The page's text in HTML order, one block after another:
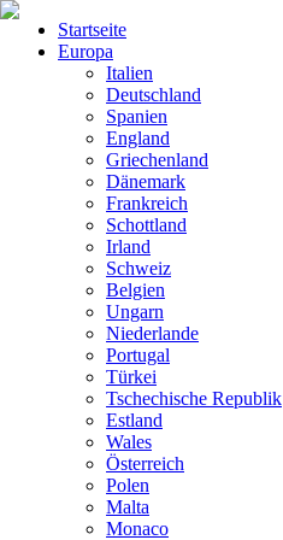
Startseite
Europa
Italien
Deutschland
Spanien
England
Griechenland
Dänemark
Frankreich
Schottland
Irland
Schweiz
Belgien
Ungarn
Niederlande
Portugal
Türkei
Tschechische Republik
Estland
Wales
Österreich
Polen
Malta
Monaco